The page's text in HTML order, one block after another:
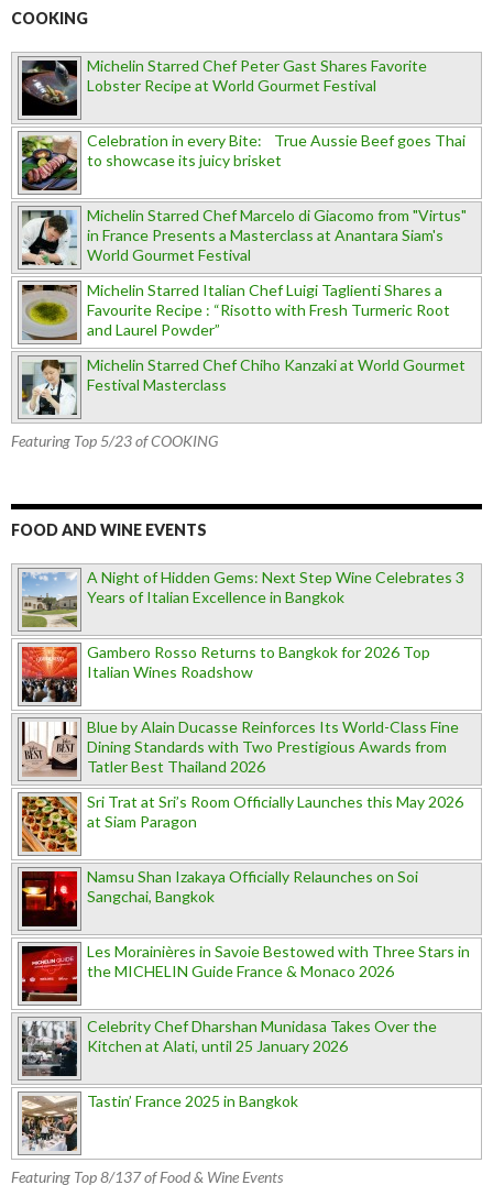
COOKING
Michelin Starred Chef Peter Gast Shares Favorite
Lobster Recipe at World Gourmet Festival
Celebration in every Bite: True Aussie Beef goes Thai
to showcase its juicy brisket
Michelin Starred Chef Marcelo di Giacomo from "Virtus"
in France Presents a Masterclass at Anantara Siam's
World Gourmet Festival
Michelin Starred Italian Chef Luigi Taglienti Shares a
Favourite Recipe : “Risotto with Fresh Turmeric Root
and Laurel Powder”
Michelin Starred Chef Chiho Kanzaki at World Gourmet
Festival Masterclass
Featuring Top 5/23 of COOKING
FOOD AND WINE EVENTS
A Night of Hidden Gems: Next Step Wine Celebrates 3
Years of Italian Excellence in Bangkok
Gambero Rosso Returns to Bangkok for 2026 Top
Italian Wines Roadshow
Blue by Alain Ducasse Reinforces Its World-Class Fine
Dining Standards with Two Prestigious Awards from
Tatler Best Thailand 2026
Sri Trat at Sri’s Room Officially Launches this May 2026
at Siam Paragon
Namsu Shan Izakaya Officially Relaunches on Soi
Sangchai, Bangkok
Les Morainières in Savoie Bestowed with Three Stars in
the MICHELIN Guide France & Monaco 2026
Celebrity Chef Dharshan Munidasa Takes Over the
Kitchen at Alati, until 25 January 2026
Tastin’ France 2025 in Bangkok
Featuring Top 8/137 of Food & Wine Events